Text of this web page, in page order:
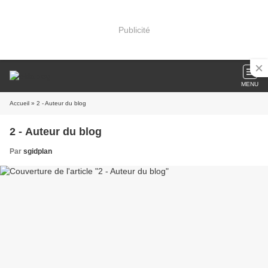
Publicité
MENU
Accueil » 2 - Auteur du blog
2 - Auteur du blog
Par sgidplan